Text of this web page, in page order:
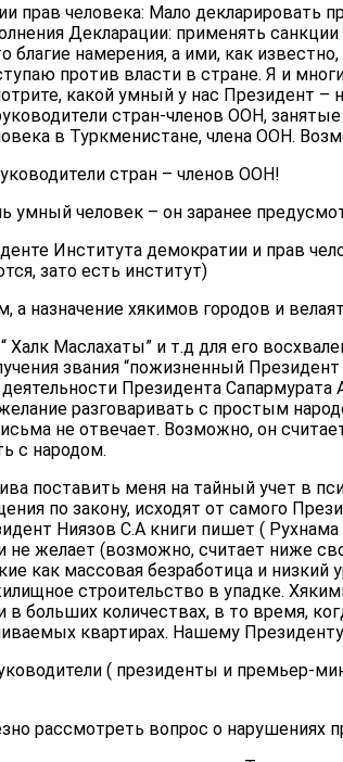
прав человека: Мало декларировать
Декларации: применять
благие намерения, а ими, как
против власти в стране. Я и
какой умный у нас Президент –
стран-членов ООН,
в Туркменистане, члена ООН.
стран – членов ООН!
умный человек – он заранее
Института демократии и прав
зато есть институт)
а назначение хякимов городов и
Халк Маслахаты” и т.д для его
звания “пожизненный Президент
Президента
разговаривать с простым
не отвечает. Возможно, он
с народом.
поставить меня на тайный учет в
по закону, исходят от самого
Ниязов С.А книги пишет ( Рухнама
не желает (возможно, считает ниже
как массовая безработица и
строительство в упадке.
в больших количествах, в то время,
квартирах. Нашему
( президенты и премьер-
рассмотреть вопрос о нарушениях